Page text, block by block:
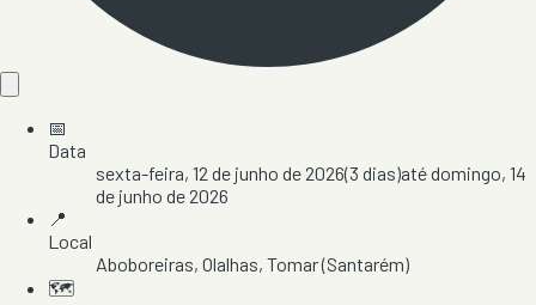
📅
Data
sexta-feira, 12 de junho de 2026(3 dias)atédomingo, 14
de junho de 2026
📍
Local
Aboboreiras, Olalhas, Tomar(Santarém)
🗺️